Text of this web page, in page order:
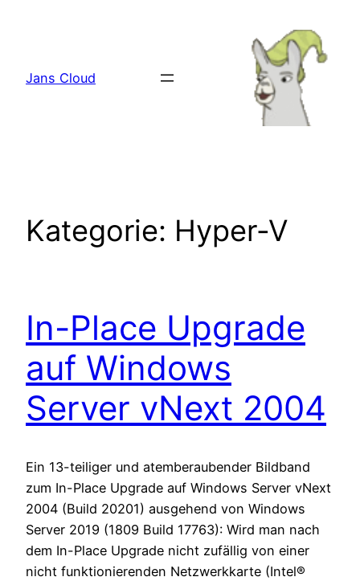
Jans Cloud
Kategorie: Hyper-V
In-Place Upgrade
auf Windows
Server vNext 2004
Ein 13-teiliger und atemberaubender Bildband
zum In-Place Upgrade auf Windows Server vNext
2004 (Build 20201) ausgehend von Windows
Server 2019 (1809 Build 17763): Wird man nach
dem In-Place Upgrade nicht zufällig von einer
nicht funktionierenden Netzwerkkarte (Intel®